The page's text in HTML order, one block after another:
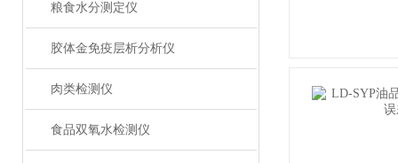
粮食水分测定仪
胶体金免疫层析分析仪
肉类检测仪
食品双氧水检测仪